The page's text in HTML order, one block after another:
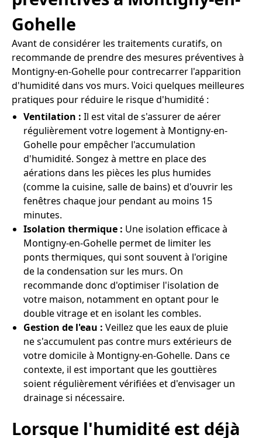
Gohelle
Avant de considérer les traitements curatifs, on
recommande de prendre des mesures préventives à
Montigny-en-Gohelle pour contrecarrer l'apparition
d'humidité dans vos murs. Voici quelques meilleures
pratiques pour réduire le risque d'humidité :
Ventilation : Il est vital de s'assurer de aérer
régulièrement votre logement à Montigny-en-
Gohelle pour empêcher l'accumulation
d'humidité. Songez à mettre en place des
aérations dans les pièces les plus humides
(comme la cuisine, salle de bains) et d'ouvrir les
fenêtres chaque jour pendant au moins 15
minutes.
Isolation thermique : Une isolation efficace à
Montigny-en-Gohelle permet de limiter les
ponts thermiques, qui sont souvent à l'origine
de la condensation sur les murs. On
recommande donc d'optimiser l'isolation de
votre maison, notamment en optant pour le
double vitrage et en isolant les combles.
Gestion de l'eau : Veillez que les eaux de pluie
ne s'accumulent pas contre murs extérieurs de
votre domicile à Montigny-en-Gohelle. Dans ce
contexte, il est important que les gouttières
soient régulièrement vérifiées et d'envisager un
drainage si nécessaire.
Lorsque l'humidité est déjà